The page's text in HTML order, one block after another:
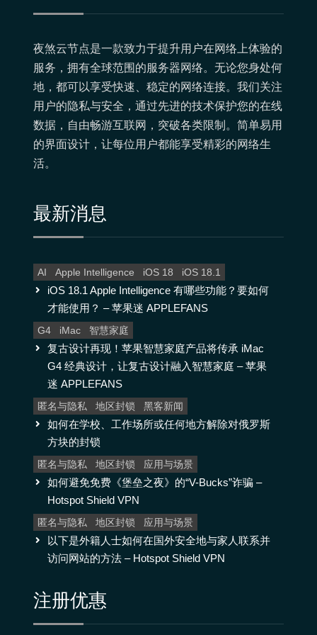
夜煞云节点是一款致力于提升用户在网络上体验的
服务，拥有全球范围的服务器网络。无论您身处何
地，都可以享受快速、稳定的网络连接。我们关注
用户的隐私与安全，通过先进的技术保护您的在线
数据，自由畅游互联网，突破各类限制。简单易用
的界面设计，让每位用户都能享受精彩的网络生
活。
最新消息
AI Apple Intelligence iOS 18 iOS 18.1
iOS 18.1 Apple Intelligence 有哪些功能？要如何
才能使用？ – 苹果迷 APPLEFANS
G4 iMac 智慧家庭
复古设计再现！苹果智慧家庭产品将传承 iMac
G4 经典设计，让复古设计融入智慧家庭 – 苹果
迷 APPLEFANS
匿名与隐私 地区封锁 黑客新闻
如何在学校、工作场所或任何地方解除对俄罗斯
方块的封锁
匿名与隐私 地区封锁 应用与场景
如何避免免费《堡垒之夜》的“V-Bucks”诈骗 –
Hotspot Shield VPN
匿名与隐私 地区封锁 应用与场景
以下是外籍人士如何在国外安全地与家人联系并
访问网站的方法 – Hotspot Shield VPN
注册优惠